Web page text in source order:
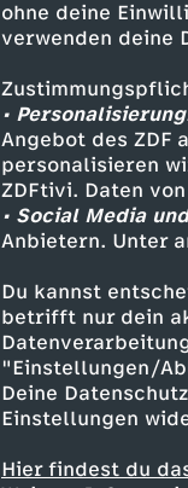
ohne deine
verwenden deine
•
Angebot des ZDF
personalisieren
ZDFtivi. Daten
• Social Media
Anbietern. Unter
Du kannst
betrifft nur dein
"Einstellungen/
Deine
Einstellungen
Hier findest du